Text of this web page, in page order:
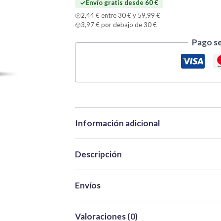
Envío gratis desde 60 €
2,44 € entre 30 € y 59,99 €
3,97 € por debajo de 30 €
Pago
Información adicional
Marca
Categorías
Pinturas,Pinturas
SKU
Peso
0,035 kg
Descripción
Explora las posibilidades con la pintura
Envíos
Envío gratis
Valoraciones (0)